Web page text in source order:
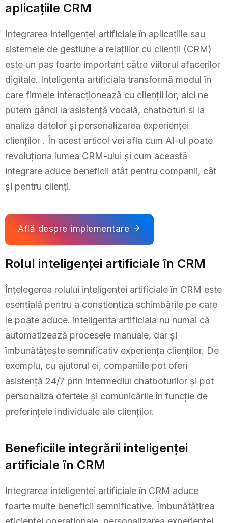
aplicațiile CRM
Integrarea inteligenței artificiale în aplicațiile sau
sistemele de gestiune a relațiilor cu clienții (CRM)
este un pas foarte important către viitorul afacerilor
digitale. Inteligenta artificiala transformă modul în
care firmele interacționează cu clienții lor, aici ne
putem gândi la asistență vocală, chatboturi si la
analiza datelor și personalizarea experienței
clienților . În acest articol vei afla cum AI-ul poate
revoluționa lumea CRM-ului și cum această
integrare aduce beneficii atât pentru companii, cât
și pentru clienți.
Află despre implementare
Rolul inteligenței artificiale în CRM
Înțelegerea rolului inteligentei artificiale în CRM este
esențială pentru a conștientiza schimbările pe care
le poate aduce. inteligenta artificiala nu numai că
automatizează procesele manuale, dar și
îmbunătățește semnificativ experiența clienților. De
exemplu, cu ajutorul ei, companiile pot oferi
asistență 24/7 prin intermediul chatboturilor și pot
personaliza ofertele și comunicările în funcție de
preferințele individuale ale clienților.
Beneficiile integrării inteligenței
artificiale în CRM
Integrarea inteligentei artificiale în CRM aduce
foarte multe beneficii semnificative. Îmbunătățirea